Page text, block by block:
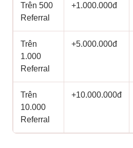
Trên 500
Referral
+1.000.000đ
Trên
1.000
Referral
+5.000.000đ
Trên
10.000
Referral
+10.000.000đ